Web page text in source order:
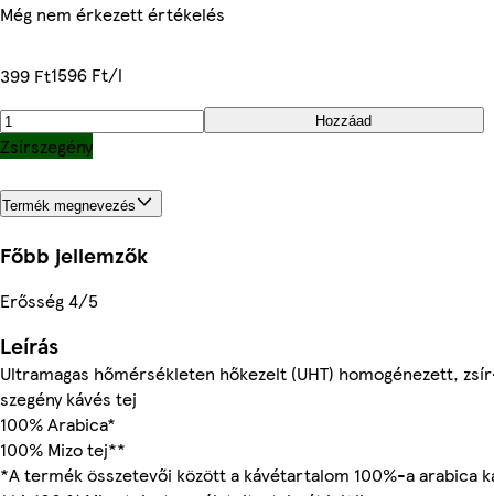
Még nem érkezett értékelés
399 Ft1596 Ft/l
Hozzáad
Zsírszegény
Termék megnevezés
Főbb jellemzők
Erősség 4/5
Leírás
Ultramagas hőmérsékleten hőkezelt (UHT) homogénezett,
szegény kávés tej
100% Arabica*
100% Mizo tej**
*A termék összetevői között a kávétartalom 100%-a arabica